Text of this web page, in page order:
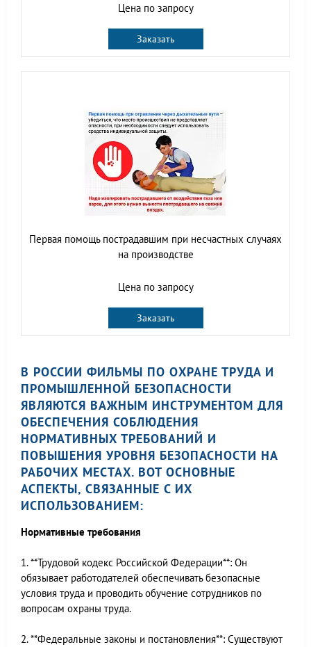
Цена по запросу
Заказать
Первая помощь пострадавшим при несчастных случаях
на производстве
Цена по запросу
Заказать
В РОССИИ ФИЛЬМЫ ПО ОХРАНЕ ТРУДА И
ПРОМЫШЛЕННОЙ БЕЗОПАСНОСТИ
ЯВЛЯЮТСЯ ВАЖНЫМ ИНСТРУМЕНТОМ ДЛЯ
ОБЕСПЕЧЕНИЯ СОБЛЮДЕНИЯ
НОРМАТИВНЫХ ТРЕБОВАНИЙ И
ПОВЫШЕНИЯ УРОВНЯ БЕЗОПАСНОСТИ НА
РАБОЧИХ МЕСТАХ. ВОТ ОСНОВНЫЕ
АСПЕКТЫ, СВЯЗАННЫЕ С ИХ
ИСПОЛЬЗОВАНИЕМ:
Нормативные требования
1. **Трудовой кодекс Российской Федерации**: Он
обязывает работодателей обеспечивать безопасные
условия труда и проводить обучение сотрудников по
вопросам охраны труда.
2. **Федеральные законы и постановления**: Существуют